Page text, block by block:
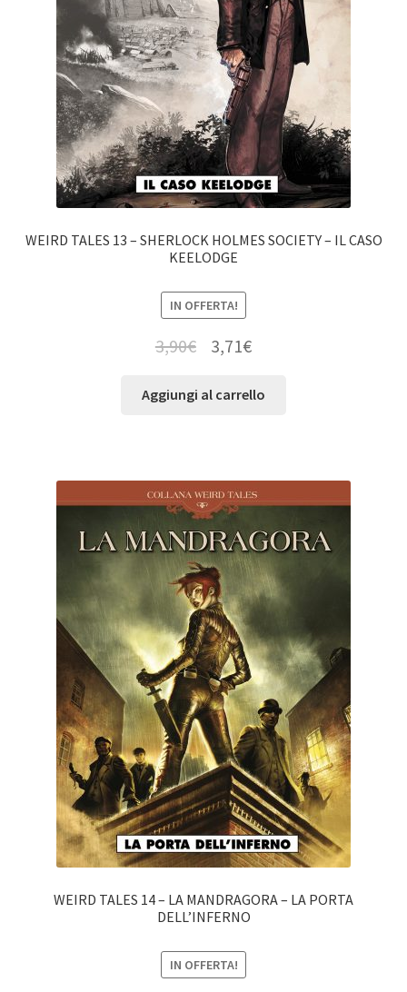
WEIRD TALES 13 – SHERLOCK HOLMES SOCIETY – IL CASO
KEELODGE
IN OFFERTA!
3,90€ 3,71€
Aggiungi al carrello
WEIRD TALES 14 – LA MANDRAGORA – LA PORTA
DELL’INFERNO
IN OFFERTA!